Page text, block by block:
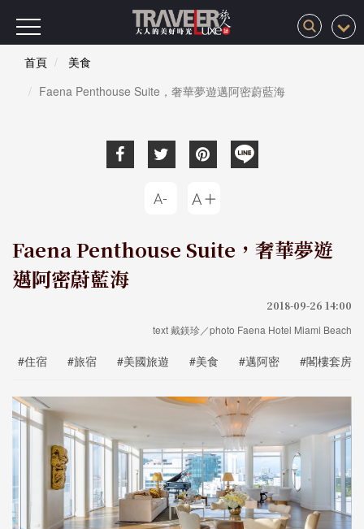
首頁
美食
Faena Penthouse Suite，奢華夢遊邁阿密蔚藍海
Faena Penthouse Suite，奢華夢遊
邁阿密蔚藍海
2018-09-26 14:00
text 戴鎂珍／photo Faena Hotel Miami Beach
#住宿 #旅宿 #美國旅遊 #美食 #邁阿密 #閣樓套房